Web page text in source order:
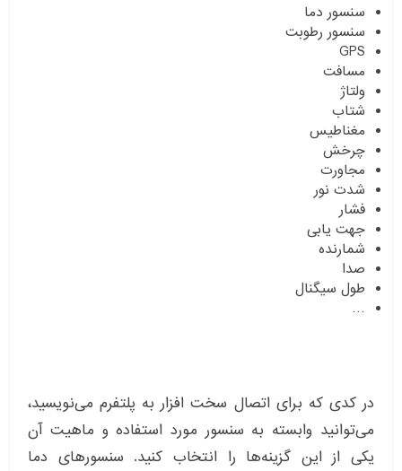
سنسور دما
سنسور رطوبت
GPS
مسافت
ولتاژ
شتاب
مغناطیس
چرخش
مجاورت
شدت نور
فشار
جهت یابی
شمارنده
صدا
طول سیگنال
…
در کدی که برای اتصال سخت افزار به پلتفرم می‌نویسید،
می‌توانید وابسته به سنسور مورد استفاده و ماهیت آن
یکی از این گزینه‌ها را انتخاب کنید. سنسورهای دما